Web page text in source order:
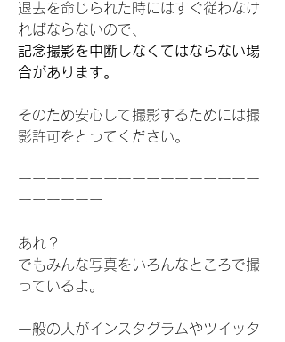
退去を命じられた時にはすぐ従わなけ
ればならないので、
記念撮影を中断しなくてはならない場
合があります。
そのため安心して撮影するためには撮
影許可をとってください。
ーーーーーーーーーーーーーーーーー
ーーーーーー
あれ？
でもみんな写真をいろんなところで撮
っているよ。
一般の人がインスタグラムやツイッタ